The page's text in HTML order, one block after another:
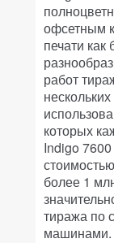
офсетным
печати как
работ
которых
Indigo 7600
более 1
тиража по
машинами.